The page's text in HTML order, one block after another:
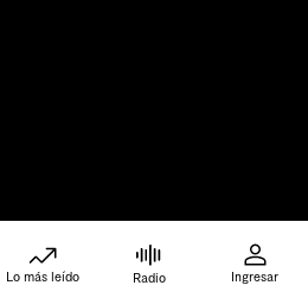
Lo más leído Radio Ingresar